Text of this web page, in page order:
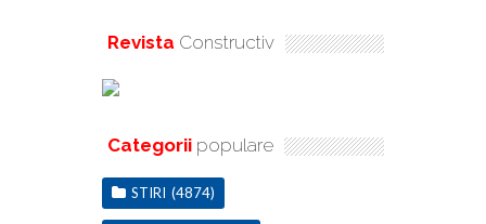
Revista Constructiv
Categorii populare
STIRI (4874)